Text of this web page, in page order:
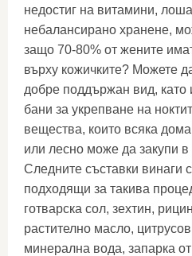
недостиг на витамини,
небалансирано хранене,
защо 70-80% от жените
върху кожичките? Можете
добре поддържан вид,
бани за укрепване на
вещества, които всяка
или лесно може да закупи в
Следните съставки винаги
подходящи за такива
готварска сол, зехтин,
растително масло,
минерална вода, запарка